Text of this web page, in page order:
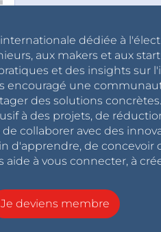
dédiée à
aux makers et aux
et des insights sur
encouragé une
des solutions
à des projets, de
collaborer avec des
d'apprendre, de concevoir
à vous connecter, à
Je deviens membre